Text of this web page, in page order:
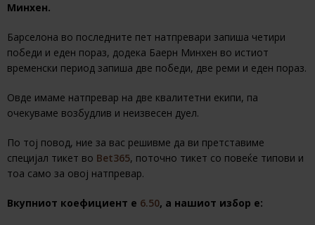
Минхен.
Барселона во последните пет натпревари запиша четири
победи и еден пораз, додека Баерн Минхен во истиот
временски период запиша две победи, две реми и еден пораз.
Овде имаме натпревар на две квалитетни екипи, па
очекуваме возбудлив и неизвесен дуел.
По тој повод, ние за вас решивме да ви претставиме
специјал тикет во Bet365, поточно тикет со повеќе типови и
тоа само за овој натпревар.
Вкупниот коефициент е 6.50, а нашиот избор е: